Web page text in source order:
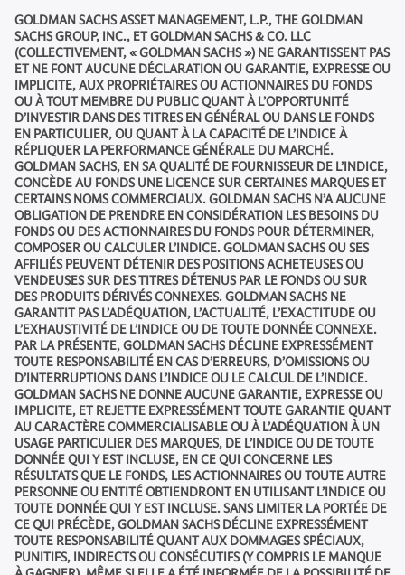
GOLDMAN SACHS ASSET MANAGEMENT, L.P., THE GOLDMAN
SACHS GROUP, INC., ET GOLDMAN SACHS & CO. LLC
(COLLECTIVEMENT, « GOLDMAN SACHS ») NE GARANTISSENT PAS
ET NE FONT AUCUNE DÉCLARATION OU GARANTIE, EXPRESSE OU
IMPLICITE, AUX PROPRIÉTAIRES OU ACTIONNAIRES DU FONDS
OU À TOUT MEMBRE DU PUBLIC QUANT À L’OPPORTUNITÉ
D’INVESTIR DANS DES TITRES EN GÉNÉRAL OU DANS LE FONDS
EN PARTICULIER, OU QUANT À LA CAPACITÉ DE L’INDICE À
RÉPLIQUER LA PERFORMANCE GÉNÉRALE DU MARCHÉ.
GOLDMAN SACHS, EN SA QUALITÉ DE FOURNISSEUR DE L’INDICE,
CONCÈDE AU FONDS UNE LICENCE SUR CERTAINES MARQUES ET
CERTAINS NOMS COMMERCIAUX. GOLDMAN SACHS N’A AUCUNE
OBLIGATION DE PRENDRE EN CONSIDÉRATION LES BESOINS DU
FONDS OU DES ACTIONNAIRES DU FONDS POUR DÉTERMINER,
COMPOSER OU CALCULER L’INDICE. GOLDMAN SACHS OU SES
AFFILIÉS PEUVENT DÉTENIR DES POSITIONS ACHETEUSES OU
VENDEUSES SUR DES TITRES DÉTENUS PAR LE FONDS OU SUR
DES PRODUITS DÉRIVÉS CONNEXES. GOLDMAN SACHS NE
GARANTIT PAS L’ADÉQUATION, L’ACTUALITÉ, L’EXACTITUDE OU
L’EXHAUSTIVITÉ DE L’INDICE OU DE TOUTE DONNÉE CONNEXE.
PAR LA PRÉSENTE, GOLDMAN SACHS DÉCLINE EXPRESSÉMENT
TOUTE RESPONSABILITÉ EN CAS D’ERREURS, D’OMISSIONS OU
D’INTERRUPTIONS DANS L’INDICE OU LE CALCUL DE L’INDICE.
GOLDMAN SACHS NE DONNE AUCUNE GARANTIE, EXPRESSE OU
IMPLICITE, ET REJETTE EXPRESSÉMENT TOUTE GARANTIE QUANT
AU CARACTÈRE COMMERCIALISABLE OU À L’ADÉQUATION À UN
USAGE PARTICULIER DES MARQUES, DE L’INDICE OU DE TOUTE
DONNÉE QUI Y EST INCLUSE, EN CE QUI CONCERNE LES
RÉSULTATS QUE LE FONDS, LES ACTIONNAIRES OU TOUTE AUTRE
PERSONNE OU ENTITÉ OBTIENDRONT EN UTILISANT L’INDICE OU
TOUTE DONNÉE QUI Y EST INCLUSE. SANS LIMITER LA PORTÉE DE
CE QUI PRÉCÈDE, GOLDMAN SACHS DÉCLINE EXPRESSÉMENT
TOUTE RESPONSABILITÉ QUANT AUX DOMMAGES SPÉCIAUX,
PUNITIFS, INDIRECTS OU CONSÉCUTIFS (Y COMPRIS LE MANQUE